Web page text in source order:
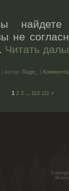
не
Читать
| автор: Rage_ |
1 2 3 110 111 »